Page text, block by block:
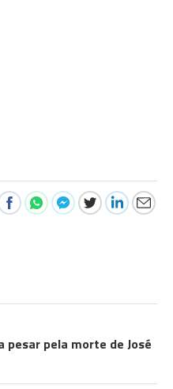
pesar pela morte de José